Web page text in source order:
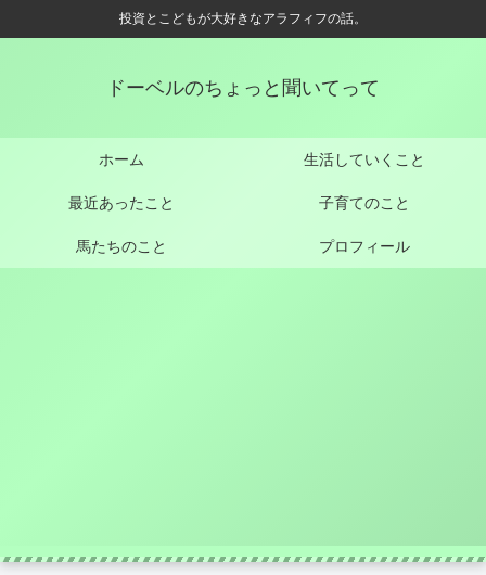
投資とこどもが大好きなアラフィフの話。
ドーベルのちょっと聞いてって
ホーム 生活していくこと
最近あったこと 子育てのこと
馬たちのこと プロフィール